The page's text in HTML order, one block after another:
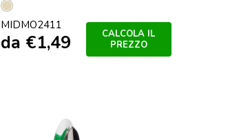
Beige
MIDMO2411
da €1,49
CALCOLA IL
PREZZO